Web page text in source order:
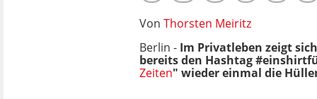
Von Thorsten Meiritz
Berlin - Im Privatleben zeigt
bereits den Hashtag
Zeiten" wieder einmal die